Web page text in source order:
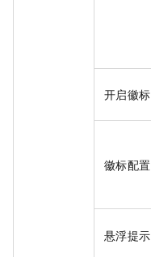
开启徽标
徽标配置
悬浮提示